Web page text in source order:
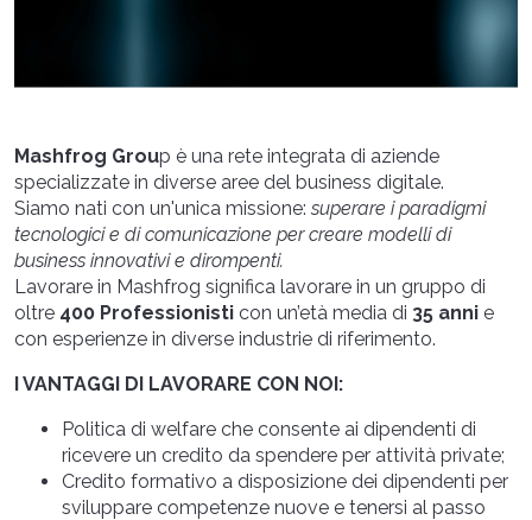
Mashfrog Group è una rete integrata di aziende
specializzate in diverse aree del business digitale.
Siamo nati con un'unica missione: superare i paradigmi
tecnologici e di comunicazione per creare modelli di
business innovativi e dirompenti.
Lavorare in Mashfrog significa lavorare in un gruppo di
oltre 400 Professionisti con un’età media di 35 anni e
con esperienze in diverse industrie di riferimento.
I VANTAGGI DI LAVORARE CON NOI:
Politica di welfare che consente ai dipendenti di
ricevere un credito da spendere per attività private;
Credito formativo a disposizione dei dipendenti per
sviluppare competenze nuove e tenersi al passo